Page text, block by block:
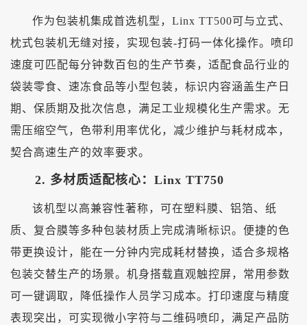
作为包装机集成首选机型， Linx TT500可与立式、
枕式包装机无缝对接，实现包装-打码一体化操作。喷印
速度可匹配每分钟数百包的生产节奏，适配食品行业的
袋装零食、速冻食品等小型包装，标识内容涵盖生产日
期、保质期及批次信息，满足工业规模化生产需求。无
需压缩空气，色带利用率优化，减少维护与耗材成本，
契合高速生产的效率要求。
2. 多材质适配核心：Linx TT750
该机型以高兼容性著称，可在塑料膜、铝箔、纸
质、复合膜等多种包装材质上完成清晰标识。便捷的色
带更换设计，能在一分钟内完成耗材替换，适合多规格
包装交替生产的场景。机身搭载直观触控屏，常用参数
可一键调取，降低操作人员学习成本。打印速度与精度
表现突出，可实现微小字符与二维码喷印，满足产品防